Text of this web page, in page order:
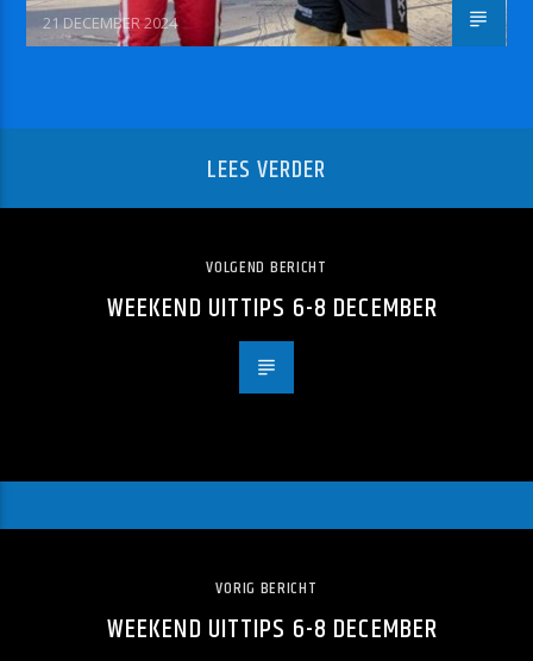
21 DECEMBER 2024
LEES VERDER
VOLGEND BERICHT
WEEKEND UITTIPS 6-8 DECEMBER
VORIG BERICHT
WEEKEND UITTIPS 6-8 DECEMBER